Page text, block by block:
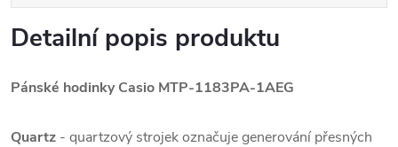
Detailní popis produktu
Pánské hodinky Casio MTP-1183PA-1AEG
Quartz - quartzový strojek označuje generování přesných